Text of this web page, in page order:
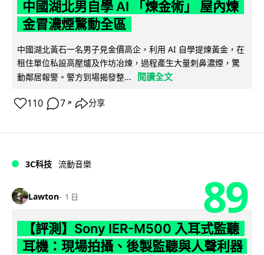
中國湖北男自學 AI 「煉金術」 屋內煉
金冒濃煙驚動全區
中國湖北黃石一名男子見金價高企，利用 AI 自學提煉黃金，在
租住單位私設高壓爐及作坊冶煉，過程產生大量刺鼻濃煙，驚
動鄰居報警。警方到場揭發整...
閱讀全文
110 7 ↗ 分享
3C科技 流動音樂
Lawton 1 日 89
【評測】Sony IER-M500 入耳式監聽
耳機：現場拍攝、後製監聽與人聲利器